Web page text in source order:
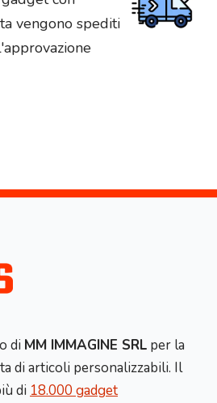
vengono spediti
di MM IMMAGINE SRL per la
di articoli personalizzabili. Il
di 18.000 gadget